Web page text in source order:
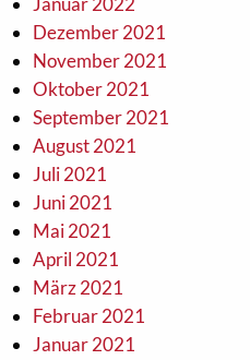
Dezember 2021
November 2021
Oktober 2021
September 2021
August 2021
Juli 2021
Juni 2021
Mai 2021
April 2021
März 2021
Februar 2021
Januar 2021